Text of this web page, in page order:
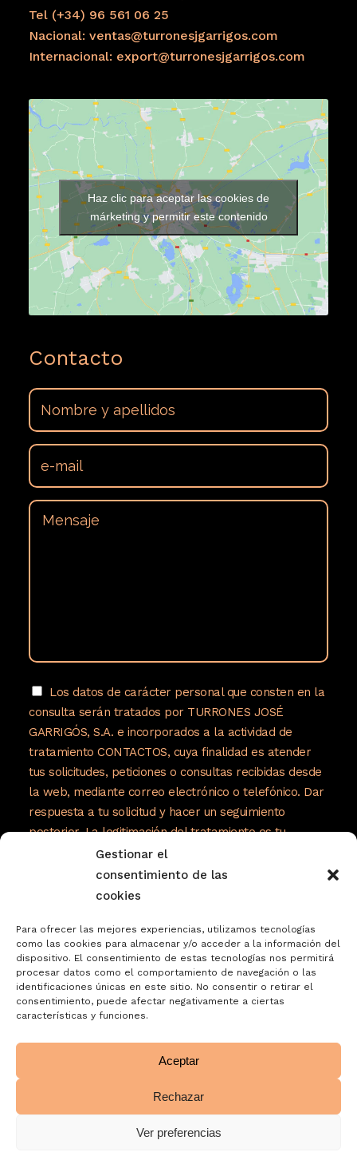
Gestionar el
consentimiento de las
cookies
Para ofrecer las mejores experiencias, utilizamos tecnologías
como las cookies para almacenar y/o acceder a la información del
dispositivo. El consentimiento de estas tecnologías nos permitirá
procesar datos como el comportamiento de navegación o las
identificaciones únicas en este sitio. No consentir o retirar el
consentimiento, puede afectar negativamente a ciertas
características y funciones.
Aceptar
Rechazar
Ver preferencias
Envasado al vacío para una mejor conservación.
Tel (+34) 96 561 06 25
Nacional: ventas@turronesjgarrigos.com
Internacional: export@turronesjgarrigos.com
Haz clic para aceptar las cookies de
márketing y permitir este contenido
Contacto
Los datos de carácter personal que consten en la
consulta serán tratados por TURRONES JOSÉ
GARRIGÓS, S.A. e incorporados a la actividad de
tratamiento CONTACTOS, cuya finalidad es atender
tus solicitudes, peticiones o consultas recibidas desde
la web, mediante correo electrónico o telefónico. Dar
respuesta a tu solicitud y hacer un seguimiento
posterior. La legitimación del tratamiento es tu
consentimiento. Tus datos no serán cedidos a
terceros. Tienes derecho a acceder, rectificar y
suprimir tus datos, así como otros derechos como se
https://www.adelopd.com/privacidad/turrones-
jose-garrigos-sa